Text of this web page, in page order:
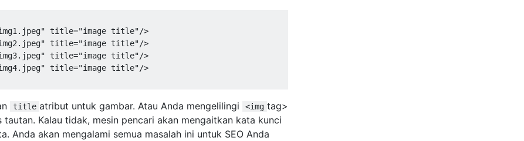
title="image title"/>
title="image title"/>
title="image title"/>
title="image title"/>
title atribut untuk gambar. Atau Anda mengelilingi <img tag>
Kalau tidak, mesin pencari akan mengaitkan kata kunci
Anda akan mengalami semua masalah ini untuk SEO Anda